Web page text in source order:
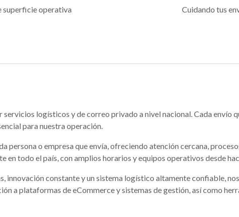
superficie operativa Cuidando tus
logísticos y de correo privado a nivel nacional. Cada envío
para nuestra operación.
persona o empresa que envía, ofreciendo atención cercana,
en todo el país, con amplios horarios y equipos operativos desde
constante y un sistema logístico altamente confiable,
a plataformas de eCommerce y sistemas de gestión, así como